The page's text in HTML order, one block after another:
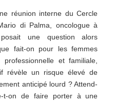
réunion interne du Cercle
di Palma, oncologue à
posait une question alors
fait-on pour les femmes
et familiale,
révèle un risque élevé de
anticipé lourd ? Attend-
t-on de faire porter à une